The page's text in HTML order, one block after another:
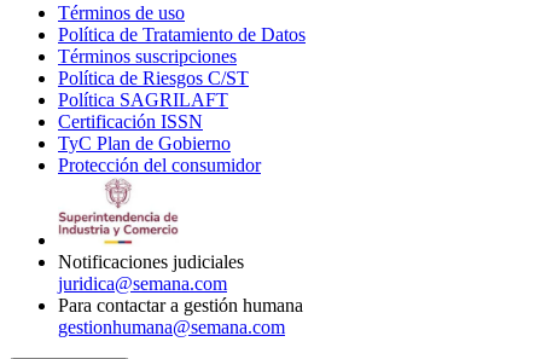
Términos de uso
in
new
window
Política de Tratamiento de Datos
Términos suscripciones
in
Política de Riesgos C/ST
Política SAGRILAFT
new
window
Certificación ISSN
in
new
TyC Plan de Gobierno
in
Protección del consumidorOpens
Notificaciones judiciales
juridica@semana.com
Para contactar a gestión humana
gestionhumana@semana.com